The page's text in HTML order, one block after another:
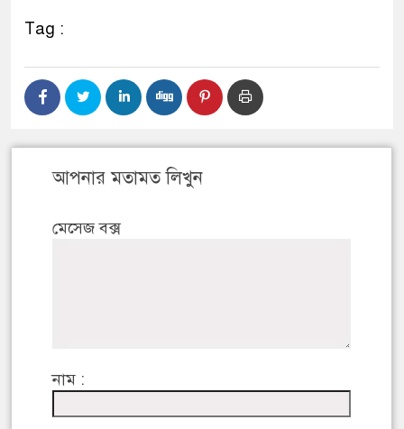
Tag :
আপনার মতামত লিখুন
মেসেজ বক্স
নাম :